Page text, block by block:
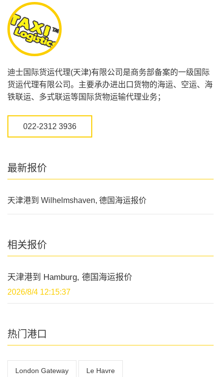
迪士国际货运代理(天津)有限公司是商务部备案的一级国际
货运代理有限公司。主要承办进出口货物的海运、空运、海
铁联运、多式联运等国际货物运输代理业务；
022-2312 3936
最新报价
天津港到 Wilhelmshaven, 德国海运报价
相关报价
天津港到 Hamburg, 德国海运报价
2026/8/4 12:15:37
热门港口
London Gateway Le Havre